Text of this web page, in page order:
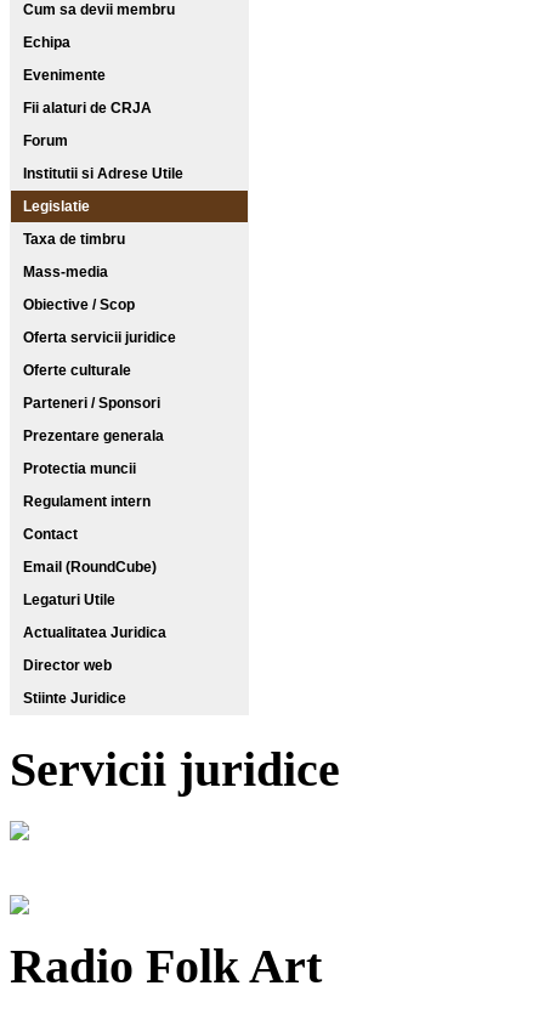
Cum sa devii membru
Echipa
Evenimente
Fii alaturi de CRJA
Forum
Institutii si Adrese Utile
Legislatie
Taxa de timbru
Mass-media
Obiective / Scop
Oferta servicii juridice
Oferte culturale
Parteneri / Sponsori
Prezentare generala
Protectia muncii
Regulament intern
Contact
Email (RoundCube)
Legaturi Utile
Actualitatea Juridica
Director web
Stiinte Juridice
Servicii juridice
Radio Folk Art